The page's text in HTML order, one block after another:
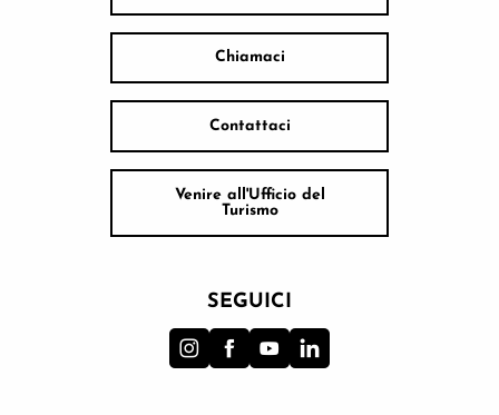
Chiamaci
Contattaci
Venire all'Ufficio del
Turismo
SEGUICI